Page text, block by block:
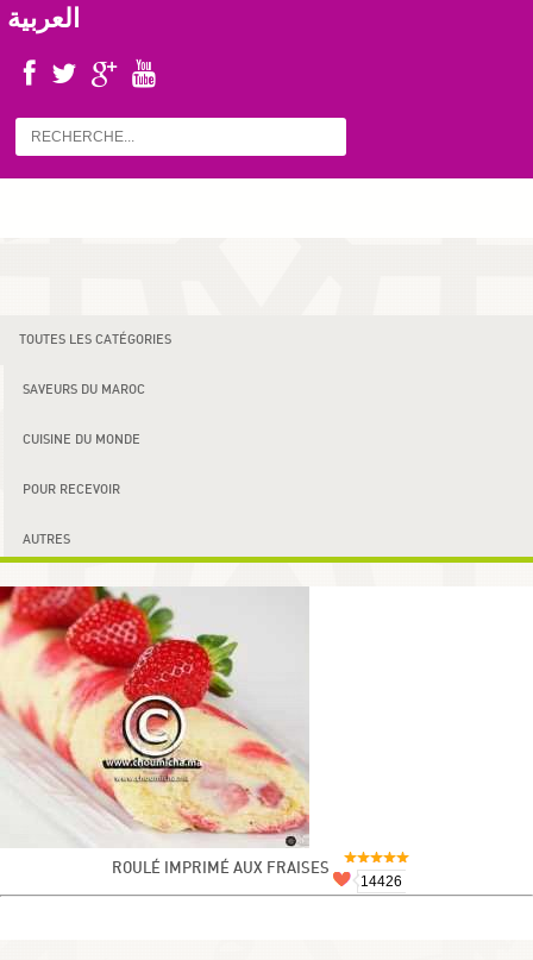
العربية
TOUTES LES CATÉGORIES
SAVEURS DU MAROC
CUISINE DU MONDE
POUR RECEVOIR
AUTRES
ROULÉ IMPRIMÉ AUX FRAISES
14426